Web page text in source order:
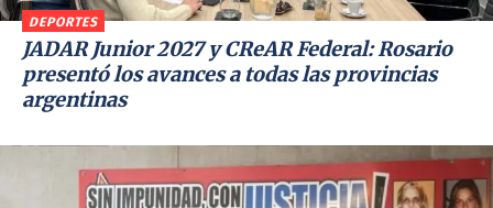
DEPORTES
JADAR Junior 2027 y CReAR Federal: Rosario
presentó los avances a todas las provincias
argentinas